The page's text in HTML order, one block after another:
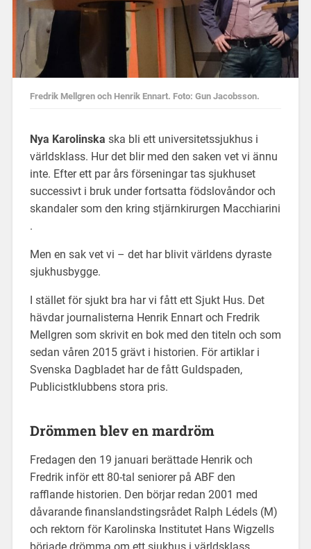
Fredrik Mellgren och Henrik Ennart. Foto: Gun Jacobsson.
Nya Karolinska ska bli ett universitetssjukhus i
världsklass. Hur det blir med den saken vet vi ännu
inte. Efter ett par års förseningar tas sjukhuset
successivt i bruk under fortsatta födslovåndor och
skandaler som den kring stjärnkirurgen Macchiarini
.
Men en sak vet vi – det har blivit världens dyraste
sjukhusbygge.
I stället för sjukt bra har vi fått ett Sjukt Hus. Det
hävdar journalisterna Henrik Ennart och Fredrik
Mellgren som skrivit en bok med den titeln och som
sedan våren 2015 grävt i historien. För artiklar i
Svenska Dagbladet har de fått Guldspaden,
Publicistklubbens stora pris.
Drömmen blev en mardröm
Fredagen den 19 januari berättade Henrik och
Fredrik inför ett 80-tal seniorer på ABF den
rafflande historien. Den börjar redan 2001 med
dåvarande finanslandstingsrådet Ralph Lédels (M)
och rektorn för Karolinska Institutet Hans Wigzells